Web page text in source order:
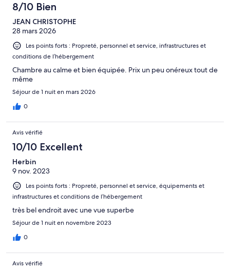
8/10 Bien
JEAN CHRISTOPHE
28 mars 2026
Les points forts : Propreté, personnel et service, infrastructures et
conditions de l’hébergement
Chambre au calme et bien équipée. Prix un peu onéreux tout de
même
Séjour de 1 nuit en mars 2026
0
Avis vérifié
10/10 Excellent
Herbin
9 nov. 2023
Les points forts : Propreté, personnel et service, équipements et
infrastructures et conditions de l’hébergement
très bel endroit avec une vue superbe
Séjour de 1 nuit en novembre 2023
0
Avis vérifié